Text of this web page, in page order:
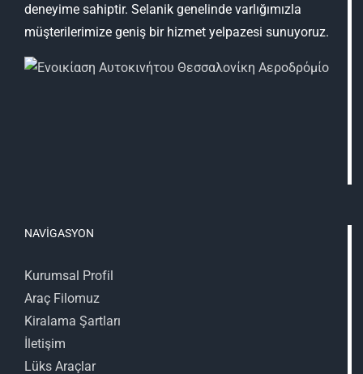
deneyime sahiptir. Selanik genelinde varlığımızla
müşterilerimize geniş bir hizmet yelpazesi sunuyoruz.
NAVİGASYON
Kurumsal Profil
Araç Filomuz
Kiralama Şartları
İletişim
Lüks Araçlar